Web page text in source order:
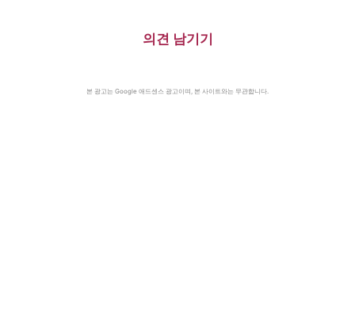
의견 남기기
본 광고는 Google 애드센스 광고이며, 본 사이트와는 무관합니다.